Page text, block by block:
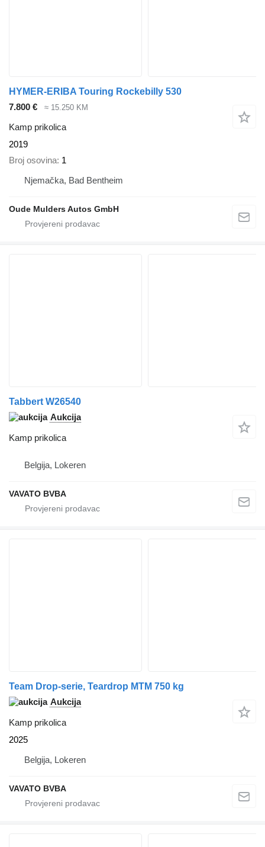
HYMER-ERIBA Touring Rockebilly 530
7.800 €
≈ 15.250 KM
Kamp prikolica
2019
Broj osovina 1
Njemačka, Bad Bentheim
Oude Mulders Autos GmbH
Tabbert W26540
Aukcija
Kamp prikolica
Belgija, Lokeren
VAVATO BVBA
Team Drop-serie, Teardrop MTM 750 kg
Aukcija
Kamp prikolica
2025
Belgija, Lokeren
VAVATO BVBA